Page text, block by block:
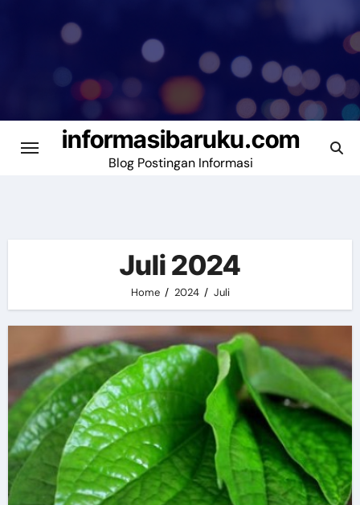
informasibaruku.com
Blog Postingan Informasi
Juli 2024
Home 2024 Juli